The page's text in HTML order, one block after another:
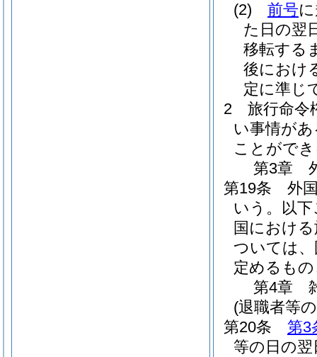
(2)
前号
た日の翌
移転する
後におけ
定に準じ
2
旅行命令
い事情が
ことがで
第3章
第19条
外
いう。以
国におけ
ついては
定めるも
第4章
(退職者等
第20条
第3
等の日の